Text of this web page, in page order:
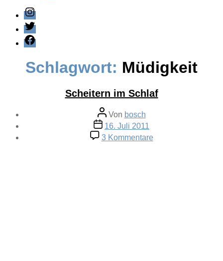
Instagram
Twitter
Facebook
Schlagwort: Müdigkeit
Scheitern im Schlaf
Beitragsautor
Von bosch
Veröffentlichungsdatum
16. Juli 2011
3 Kommentarezu
Scheitern